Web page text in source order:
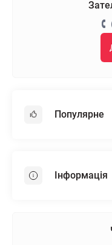
Популярне
Пінопласт
Інформація